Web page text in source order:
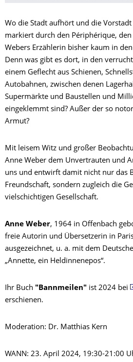
Wo die Stadt aufhört und die
markiert durch den Périphérique,
Webers Erzählerin bisher kaum in
Denn was gibt es dort, in den
einem Geflecht aus Schienen,
Autobahnen, zwischen denen
Supermärkte und Baustellen und
eingeklemmt sind? Außer der so
Armut?
Mit leisem Witz und großer
Anne Weber dem Unvertrauten und
uns und entwirft damit nicht nur das
Freundschaft, sondern zugleich die
vielschichtigen Gesellschaft.
Anne Weber, 1964 in Offenbach
freie Autorin und Übersetzerin in
ausgezeichnet, u. a. mit dem
„Annette, ein Heldinnenepos“.
Ihr Buch "Bannmeilen" ist 2024 bei
erschienen.
Moderation: Dr. Matthias Kern
WANN: 23. April 2024, 19:30-21:00